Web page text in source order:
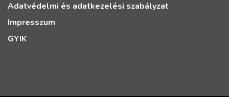
Adatvédelmi és adatkezelési szabályzat
Impresszum
GYIK